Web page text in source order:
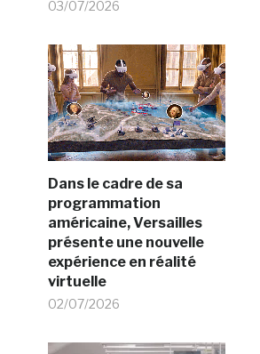
03/07/2026
Dans le cadre de sa
programmation
américaine, Versailles
présente une nouvelle
expérience en réalité
virtuelle
02/07/2026